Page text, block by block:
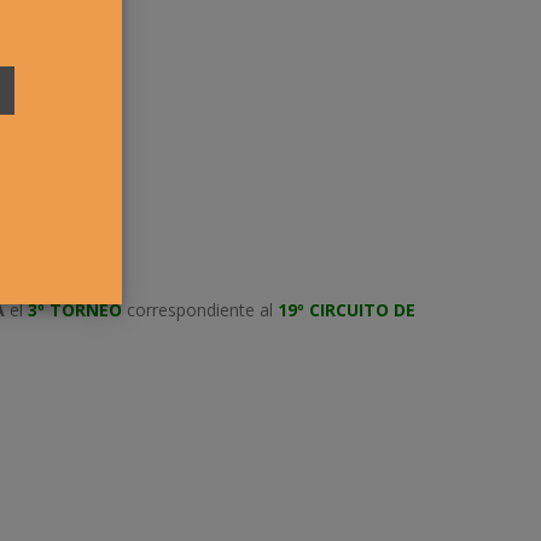
el3º TORNEO correspondiente al 19º CIRCUITO DE